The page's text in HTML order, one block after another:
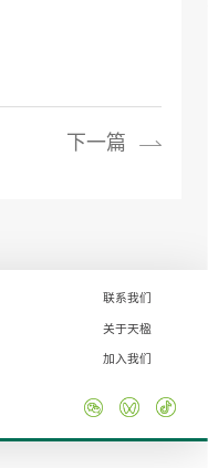
下一篇
联系我们
关于天楹
加入我们